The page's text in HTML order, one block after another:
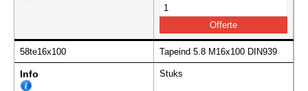
58te16x100 Tapeind 5.8 M16x100 DIN939
Info Stuks